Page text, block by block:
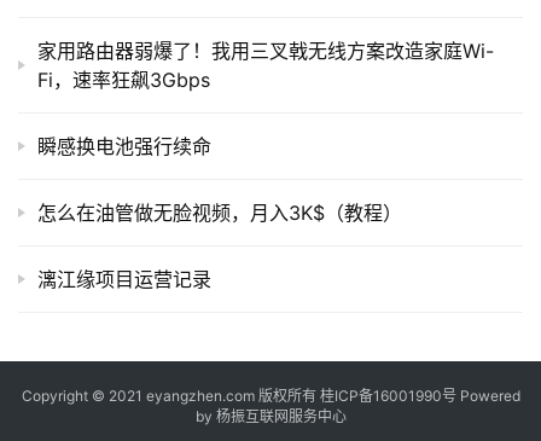
家用路由器弱爆了！我用三叉戟无线方案改造家庭Wi-
Fi，速率狂飙3Gbps
瞬感换电池强行续命
怎么在油管做无脸视频，月入3K$（教程）
漓江缘项目运营记录
Copyright © 2021 eyangzhen.com 版权所有 桂ICP备16001990号 Powered
by 杨振互联网服务中心